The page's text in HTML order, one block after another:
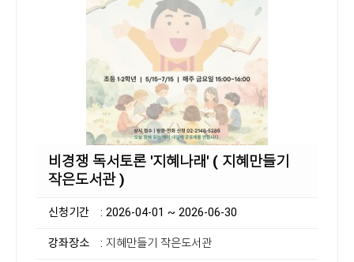
비경쟁 독서토론 '지혜나래' ( 지혜만들기
작은도서관 )
신청기간 : 2026-04-01 ~ 2026-06-30
강좌장소 : 지혜만들기 작은도서관